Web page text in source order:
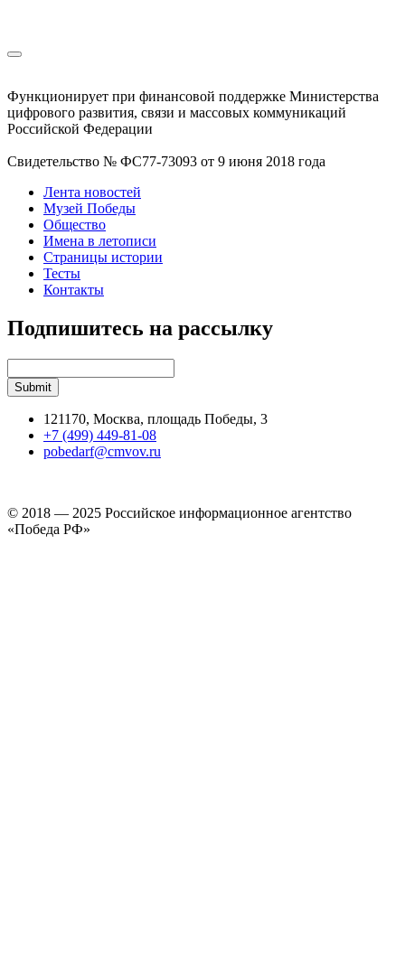
Функционирует при финансовой поддержке Министерства
цифрового развития, связи и массовых коммуникаций
Российской Федерации
Свидетельство № ФС77-73093 от 9 июня 2018 года
Лента новостей
Музей Победы
Общество
Имена в летописи
Страницы истории
Тесты
Контакты
Подпишитесь на рассылку
121170, Москва, площадь Победы, 3
+7 (499) 449-81-08
pobedarf@cmvov.ru
© 2018 — 2025 Российское информационное агентство
«Победа РФ»